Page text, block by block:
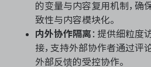
的变量与内容复用机制，确
致性与内容模块化。
内外协作隔离 ：提供细粒度
接，支持外部协作者通过评
外部反馈的受控协作。